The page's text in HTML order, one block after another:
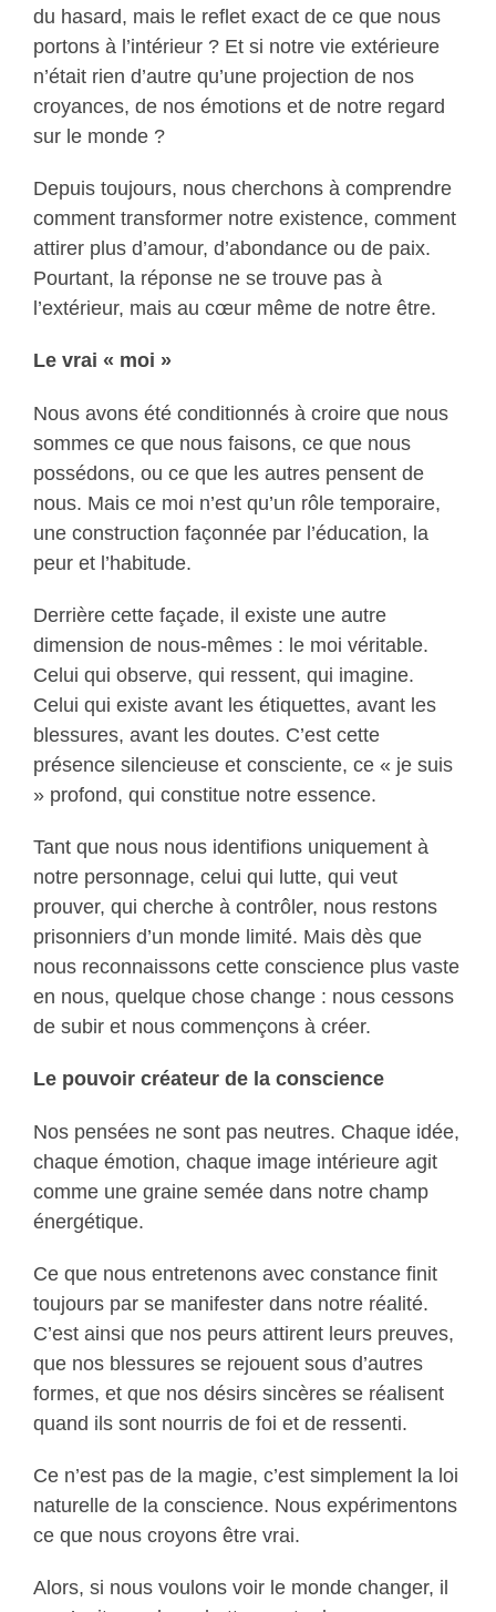
du hasard, mais le reflet exact de ce que nous
portons à l’intérieur ? Et si notre vie extérieure
n’était rien d’autre qu’une projection de nos
croyances, de nos émotions et de notre regard
sur le monde ?
Depuis toujours, nous cherchons à comprendre
comment transformer notre existence, comment
attirer plus d’amour, d’abondance ou de paix.
Pourtant, la réponse ne se trouve pas à
l’extérieur, mais au cœur même de notre être.
Le vrai « moi »
Nous avons été conditionnés à croire que nous
sommes ce que nous faisons, ce que nous
possédons, ou ce que les autres pensent de
nous. Mais ce moi n’est qu’un rôle temporaire,
une construction façonnée par l’éducation, la
peur et l’habitude.
Derrière cette façade, il existe une autre
dimension de nous-mêmes : le moi véritable.
Celui qui observe, qui ressent, qui imagine.
Celui qui existe avant les étiquettes, avant les
blessures, avant les doutes. C’est cette
présence silencieuse et consciente, ce « je suis
» profond, qui constitue notre essence.
Tant que nous nous identifions uniquement à
notre personnage, celui qui lutte, qui veut
prouver, qui cherche à contrôler, nous restons
prisonniers d’un monde limité. Mais dès que
nous reconnaissons cette conscience plus vaste
en nous, quelque chose change : nous cessons
de subir et nous commençons à créer.
Le pouvoir créateur de la conscience
Nos pensées ne sont pas neutres. Chaque idée,
chaque émotion, chaque image intérieure agit
comme une graine semée dans notre champ
énergétique.
Ce que nous entretenons avec constance finit
toujours par se manifester dans notre réalité.
C’est ainsi que nos peurs attirent leurs preuves,
que nos blessures se rejouent sous d’autres
formes, et que nos désirs sincères se réalisent
quand ils sont nourris de foi et de ressenti.
Ce n’est pas de la magie, c’est simplement la loi
naturelle de la conscience. Nous expérimentons
ce que nous croyons être vrai.
Alors, si nous voulons voir le monde changer, il